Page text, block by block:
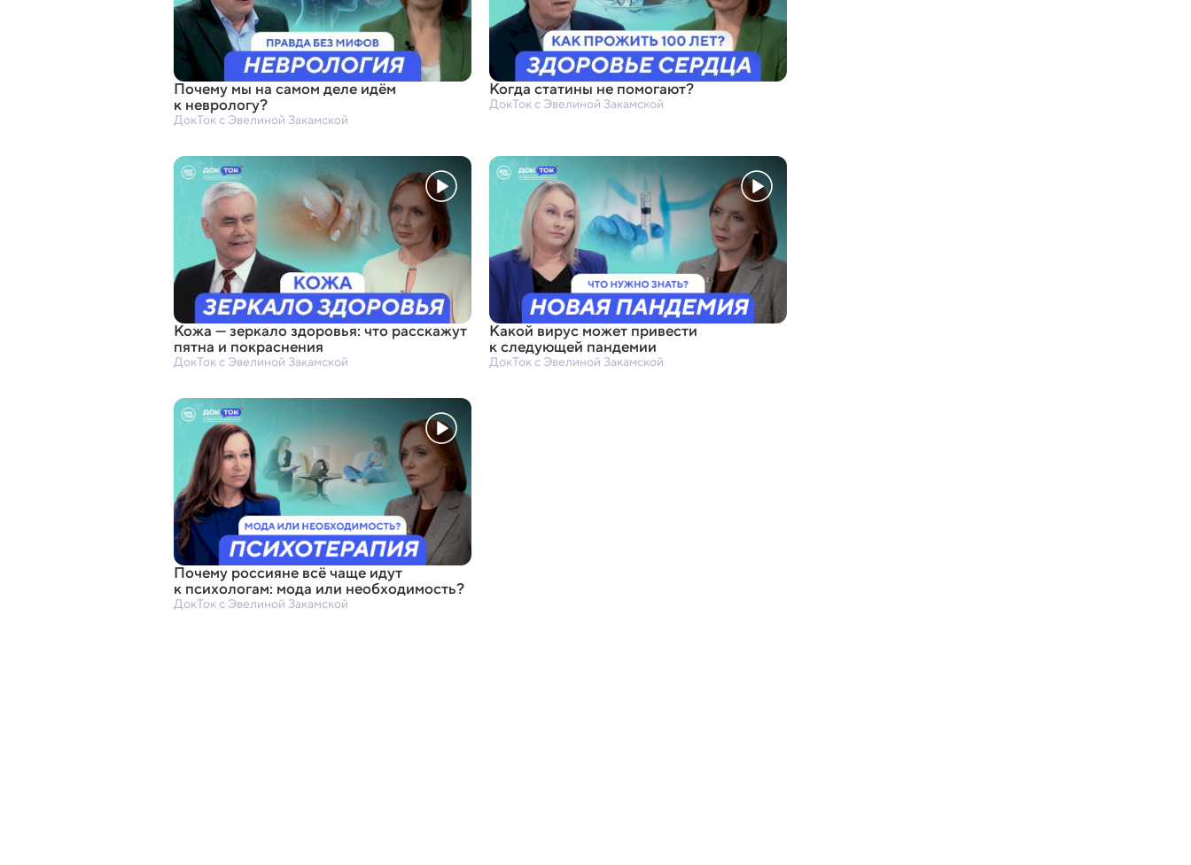
Почему мы на самом деле идём
к неврологу?
ДокТок с Эвелиной Закамской
Когда статины не помогают?
ДокТок с Эвелиной Закамской
Кожа — зеркало здоровья: что расскажут
пятна и покраснения
ДокТок с Эвелиной Закамской
Какой вирус может привести
к следующей пандемии
ДокТок с Эвелиной Закамской
Почему россияне всё чаще идут
к психологам: мода или необходимость?
ДокТок с Эвелиной Закамской